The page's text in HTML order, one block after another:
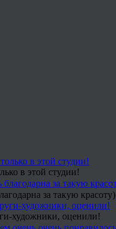
в этой студии!
за такую красоту)
художники, оценили!